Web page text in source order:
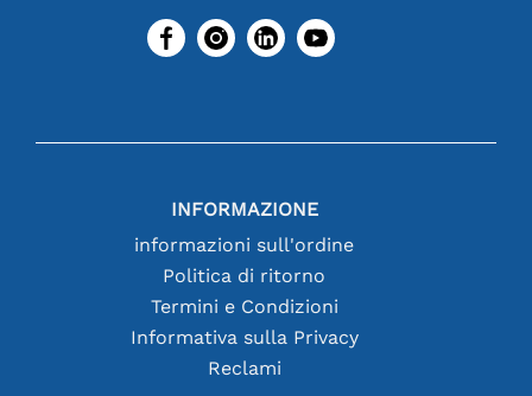
INFORMAZIONE
informazioni sull'ordine
Politica di ritorno
Termini e Condizioni
Informativa sulla Privacy
Reclami